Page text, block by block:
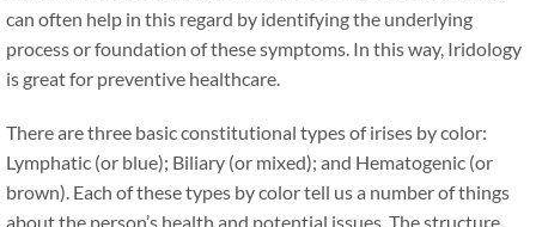
can often help in this regard by identifying the underlying
process or foundation of these symptoms. In this way, Iridology
is great for preventive healthcare.
There are three basic constitutional types of irises by color:
Lymphatic (or blue); Biliary (or mixed); and Hematogenic (or
brown). Each of these types by color tell us a number of things
about the person’s health and potential issues. The structure,